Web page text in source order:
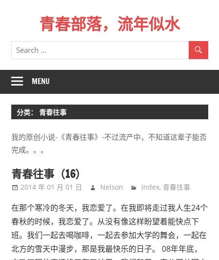
青春部落，流年似水
青
春
一
场
远
行，
记
不
起
来
时
的
路。
MENU
分类： 青春往事
我的原创小说-《青春往事》-不过流产中，不知道这辈子能否
完成。。。
青春往事（16）
2014 年 01 月 01 日 Nelson index, 青春往事
在那个寒冷的冬天，我恋爱了。在我即将走过我人生24个
春秋的时候，我恋爱了。从没有像这样盼望着能快点下
班。我们一起去喝咖啡，一起去参加大学的舞会，一起在
北方的雪天中漫步，那是我最快乐的日子。 08年年底，